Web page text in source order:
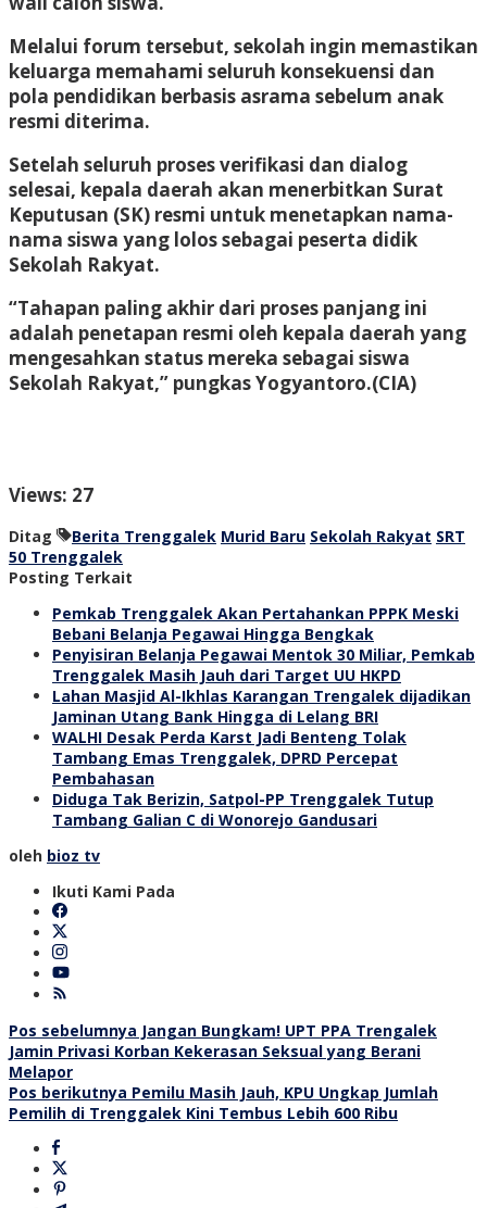
Melalui forum tersebut, sekolah ingin memastikan
keluarga memahami seluruh konsekuensi dan
pola pendidikan berbasis asrama sebelum anak
resmi diterima.
Setelah seluruh proses verifikasi dan dialog
selesai, kepala daerah akan menerbitkan Surat
Keputusan (SK) resmi untuk menetapkan nama-
nama siswa yang lolos sebagai peserta didik
Sekolah Rakyat.
“Tahapan paling akhir dari proses panjang ini
adalah penetapan resmi oleh kepala daerah yang
mengesahkan status mereka sebagai siswa
Sekolah Rakyat,” pungkas Yogyantoro.(CIA)
Views: 27
Ditag Berita Trenggalek Murid Baru Sekolah Rakyat SRT
50 Trenggalek
Posting Terkait
Pemkab Trenggalek Akan Pertahankan PPPK Meski
Bebani Belanja Pegawai Hingga Bengkak
Penyisiran Belanja Pegawai Mentok 30 Miliar, Pemkab
Trenggalek Masih Jauh dari Target UU HKPD
Lahan Masjid Al-Ikhlas Karangan Trengalek dijadikan
Jaminan Utang Bank Hingga di Lelang BRI
WALHI Desak Perda Karst Jadi Benteng Tolak
Tambang Emas Trenggalek, DPRD Percepat
Pembahasan
Diduga Tak Berizin, Satpol-PP Trenggalek Tutup
Tambang Galian C di Wonorejo Gandusari
oleh bioz tv
Ikuti Kami Pada
Navigasi
pos
Pos sebelumnya Jangan Bungkam! UPT PPA Trengalek
Jamin Privasi Korban Kekerasan Seksual yang Berani
Melapor
Pos berikutnya Pemilu Masih Jauh, KPU Ungkap Jumlah
Pemilih di Trenggalek Kini Tembus Lebih 600 Ribu